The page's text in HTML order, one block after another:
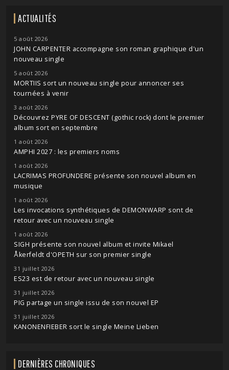
ACTUALITÉS
5 août 2026
JOHN CARPENTER accompagne son roman graphique d'un
nouveau single
5 août 2026
MORTIIS sort un nouveau single pour annoncer ses
tournées à venir
3 août 2026
Découvrez PYRE OF DESCENT (gothic rock) dont le premier
album sort en septembre
1 août 2026
AMPHI 2027 : les premiers noms
1 août 2026
LACRIMAS PROFUNDERE présente son nouvel album en
musique
1 août 2026
Les invocations synthétiques de DEMONWARP sont de
retour avec un nouveau single
1 août 2026
SIGH présente son nouvel album et invite Mikael
Åkerfeldt d'OPETH sur son premier single
31 juillet 2026
ES23 est de retour avec un nouveau single
31 juillet 2026
PIG partage un single issu de son nouvel EP
31 juillet 2026
KANONENFIEBER sort le single Meine Lieben
DERNIÈRES CHRONIQUES